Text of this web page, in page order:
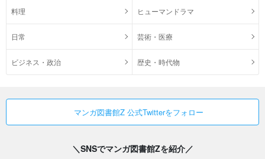
料理 ヒューマンドラマ
日常 芸術・医療
ビジネス・政治 歴史・時代物
マンガ図書館Z 公式Twitterをフォロー
＼SNSでマンガ図書館Zを紹介／